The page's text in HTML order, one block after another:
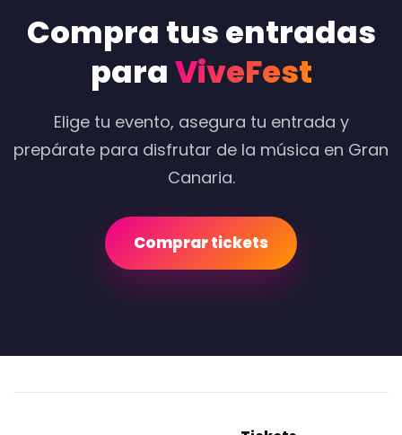
Compra tus entradas
paraViveFest
Elige tu evento, asegura tu entrada y
prepárate para disfrutar de la música en Gran
Canaria.
Comprar tickets